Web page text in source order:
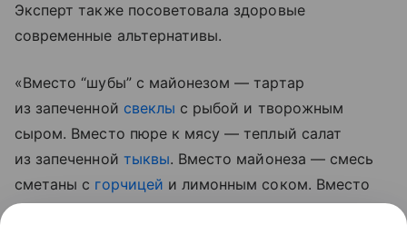
Эксперт также посоветовала здоровые
современные альтернативы.
«Вместо “шубы” с майонезом — тартар
из запеченной свеклы с рыбой и творожным
сыром. Вместо пюре к мясу — теплый салат
из запеченной тыквы. Вместо майонеза — смесь
сметаны с горчицей и лимонным соком. Вместо
колбасы — домашний паштет из куриной печени